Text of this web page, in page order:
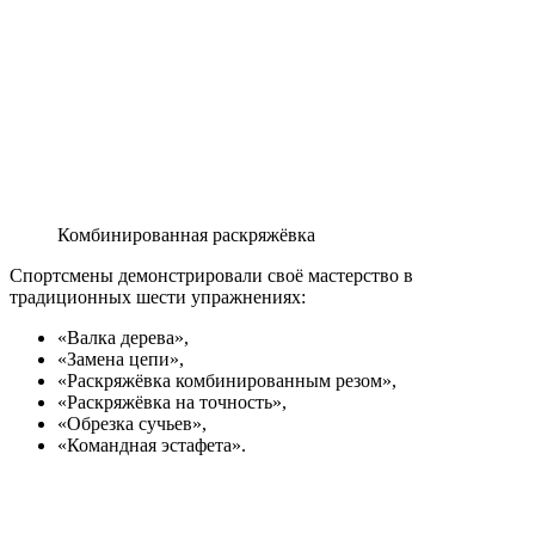
Комбинированная раскряжёвка
Спортсмены демонстрировали своё мастерство в
традиционных шести упражнениях:
«Валка дерева»,
«Замена цепи»,
«Раскряжёвка комбинированным резом»,
«Раскряжёвка на точность»,
«Обрезка сучьев»,
«Командная эстафета».